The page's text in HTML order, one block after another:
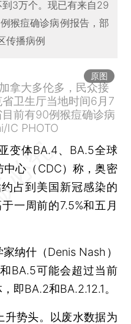
3万个。现已有来自29
猴痘确诊病例报告，部
传播病例
原图
拿大多伦多，民众接
卫生厅当地时间6月7
前有90例猴痘确诊病
IC PHOTO
变体BA.4、BA.5全球
心（CDC）称，奥密
占到美国新冠感染的
一周前的7.5%和五月
什（Denis Nash）
BA.5可能会超过当前
即BA.2和BA.2.12.1。
势头。以废水数据为